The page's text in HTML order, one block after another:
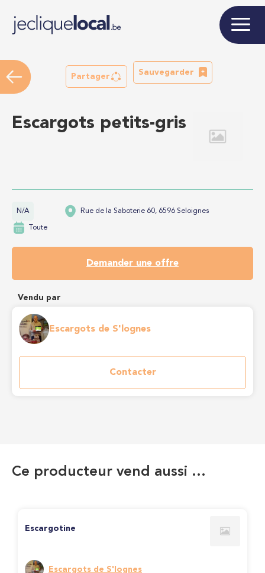
Partager
Sauvegarder
Escargots petits-gris
N/A Rue de la Saboterie 60, 6596 Seloignes
Toute
Demander une offre
Vendu par
Escargots de S'lognes
Contacter
Ce producteur vend aussi …
Escargotine
Escargots de S'lognes